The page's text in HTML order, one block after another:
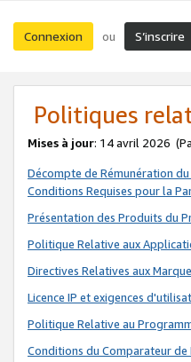
Connexion ou S’inscrire
Politiques
Mises à jour: 14 avril 2026
Décompte de Rémunération
Conditions Requises pour la
Présentation des Produits du
Politique Relative aux
Directives Relatives aux
Licence IP et exigences
Politique Relative au
Conditions du Comparateur de